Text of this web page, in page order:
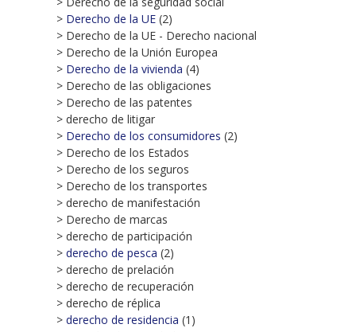
> Derecho de la UE (2)
> Derecho de la UE - Derecho nacional
> Derecho de la Unión Europea
> Derecho de la vivienda (4)
> Derecho de las obligaciones
> Derecho de las patentes
> derecho de litigar
> Derecho de los consumidores (2)
> Derecho de los Estados
> Derecho de los seguros
> Derecho de los transportes
> derecho de manifestación
> Derecho de marcas
> derecho de participación
> derecho de pesca (2)
> derecho de prelación
> derecho de recuperación
> derecho de réplica
> derecho de residencia (1)